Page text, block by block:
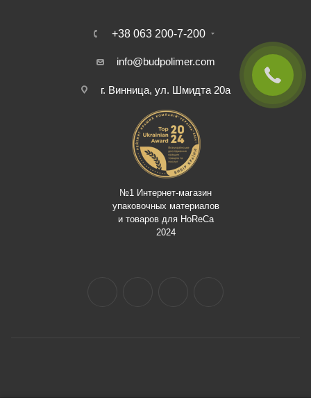
+38 063 200-7-200
info@budpolimer.com
г. Винница, ул. Шмидта 20а
№1 Интернет-магазин
упаковочных материалов
и товаров для HoReCa
2024